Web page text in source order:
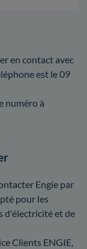
en contact avec
est le 09
numéro à
Engie par
pour les
d'électricité et de
Clients ENGIE,